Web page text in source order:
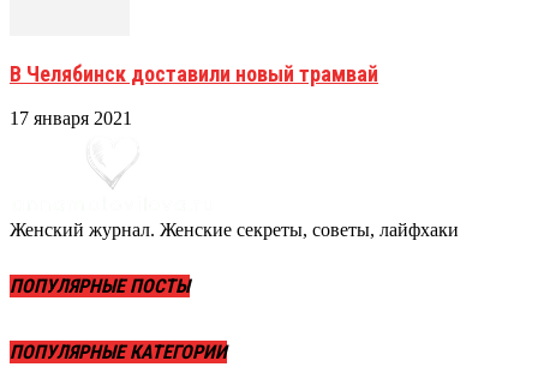
В Челябинск доставили новый трамвай
17 января 2021
Женский журнал. Женские секреты, советы, лайфхаки
ПОПУЛЯРНЫЕ ПОСТЫ
ПОПУЛЯРНЫЕ КАТЕГОРИИ